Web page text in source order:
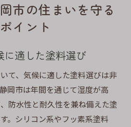
市の住まいを守る
イント
に適した塗料選び
て、気候に適した塗料選びは非
岡市は年間を通じて湿度が高
防水性と耐久性を兼ね備えた塗
。シリコン系やフッ素系塗料